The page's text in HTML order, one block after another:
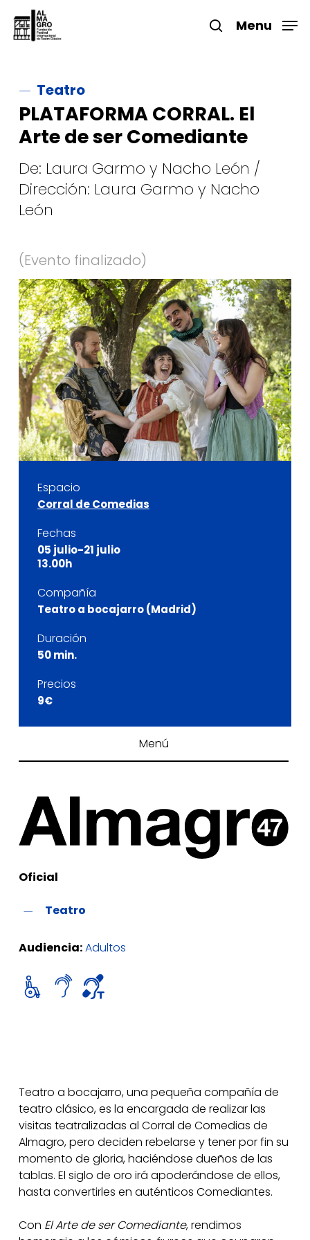
main
search
Menu
Teatro
PLATAFORMA CORRAL. El
Arte de ser Comediante
De: Laura Garmo y Nacho León /
Dirección: Laura Garmo y Nacho
León
Espacio
Corral de Comedias
Fechas
05 julio-21 julio
13.00h
Compañía
Teatro a bocajarro (Madrid)
Duración
50 min.
Precios
9€
Menú
Oficial
Teatro
Audiencia:Adultos
Teatro a bocajarro, una pequeña compañía de
teatro clásico, es la encargada de realizar las
visitas teatralizadas al Corral de Comedias de
Almagro, pero deciden rebelarse y tener por fin su
momento de gloria, haciéndose dueños de las
tablas. El siglo de oro irá apoderándose de ellos,
hasta convertirles en auténticos Comediantes.
Con El Arte de ser Comediante, rendimos